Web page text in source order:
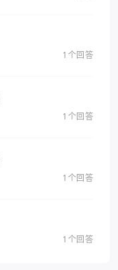
1个回答
1个回答
1个回答
1个回答